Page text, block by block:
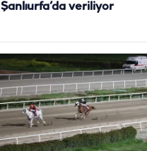
Şanlıurfa’da veriliyor